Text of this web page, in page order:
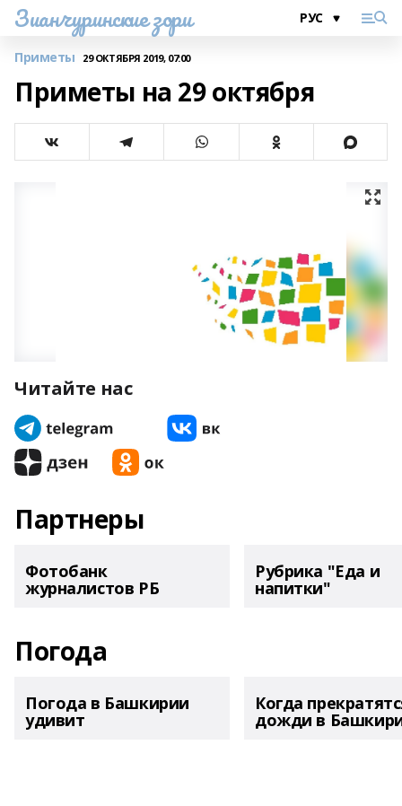
Зианчуринские зори
Приметы 29 ОКТЯБРЯ 2019, 07:00
Приметы на 29 октября
Читайте нас
Партнеры
Фотобанк
журналистов РБ
Рубрика "Еда и
напитки"
Погода
Погода в Башкирии
удивит
Когда
дожди в